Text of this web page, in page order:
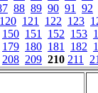
88 89 90 91 92
120 121 122 123
150 151 152 153
179 180 181 182
208 209 210 211